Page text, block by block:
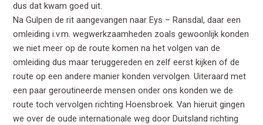
dus dat kwam goed uit.
Na Gulpen de rit aangevangen naar Eys – Ransdal, daar een
omleiding i.v.m. wegwerkzaamheden zoals gewoonlijk konden
we niet meer op de route komen na het volgen van de
omleiding dus maar teruggereden en zelf eerst kijken of de
route op een andere manier konden vervolgen. Uiteraard met
een paar geroutineerde mensen onder ons konden we de
route toch vervolgen richting Hoensbroek. Van hieruit gingen
we over de oude internationale weg door Duitsland richting